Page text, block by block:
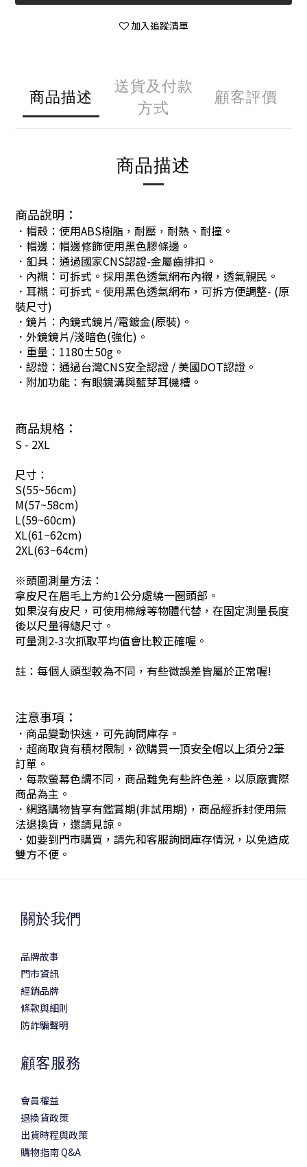
加入追蹤清單
商品描述
送貨及付款
方式
顧客評價
商品描述
商品說明：
．帽殼：使用ABS樹脂，耐壓，耐熱、耐撞。
．帽邊：帽邊修飾使用黑色膠條邊。
．釦具：通過國家CNS認證-金屬齒排扣。
．內襯：可拆式。採用黑色透氣網布內襯，透氣親民。
．耳襯：可拆式。使用黑色透氣網布，可拆方便調整- (原
裝尺寸)
．鏡片：內鏡式鏡片/電鍍金(原裝)。
．外鏡鏡片/淺暗色(強化)。
．重量：1180±50g。
．認證：通過台灣CNS安全認證 / 美國DOT認證。
．附加功能：有眼鏡溝與藍芽耳機槽。
商品規格：
S - 2XL
尺寸：
S(55~56cm)
M(57~58cm)
L(59~60cm)
XL(61~62cm)
2XL(63~64cm)
※頭圍測量方法：
拿皮尺在眉毛上方約1公分處繞一圈頭部。
如果沒有皮尺，可使用棉線等物體代替，在固定測量長度
後以尺量得總尺寸。
可量測2-3次抓取平均值會比較正確喔。
註：每個人頭型較為不同，有些微誤差皆屬於正常喔!
注意事項：
．商品變動快速，可先詢問庫存。
．超商取貨有積材限制，欲購買一頂安全帽以上須分2筆
訂單。
．每款螢幕色調不同，商品難免有些許色差，以原廠實際
商品為主。
．網路購物皆享有鑑賞期(非試用期)，商品經拆封使用無
法退換貨，還請見諒。
．如要到門市購買，請先和客服詢問庫存情況，以免造成
雙方不便。
關於我們
品牌故事
門市資訊
經銷品牌
條款與細則
防詐騙聲明
顧客服務
會員權益
退換貨政策
出貨時程與政策
購物指南 Q&A